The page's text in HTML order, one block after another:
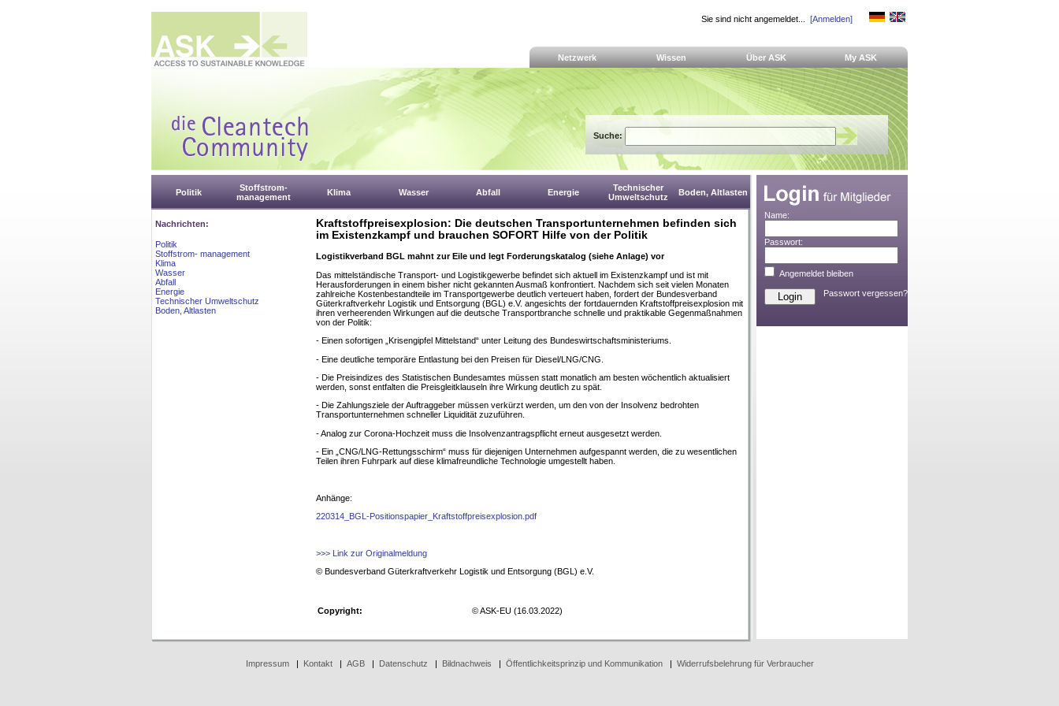
Sie sind nicht angemeldet... [Anmelden]
Netzwerk Wissen Über ASK My ASK
Suche:
Politik
Stoffstrom-
management
Klima Wasser Abfall Energie
Technischer
Umweltschutz
Boden, Altlasten
Nachrichten:
Politik
Stoffstrom- management
Klima
Wasser
Abfall
Energie
Technischer Umweltschutz
Boden, Altlasten
Kraftstoffpreisexplosion: Die deutschen Transportunternehmen befinden sich
im Existenzkampf und brauchen SOFORT Hilfe von der Politik
Logistikverband BGL mahnt zur Eile und legt Forderungskatalog (siehe Anlage) vor
Das mittelständische Transport- und Logistikgewerbe befindet sich aktuell im Existenzkampf und ist mit
Herausforderungen in einem bisher nicht gekannten Ausmaß konfrontiert. Nachdem sich seit vielen Monaten
zahlreiche Kostenbestandteile im Transportgewerbe deutlich verteuert haben, fordert der Bundesverband
Güterkraftverkehr Logistik und Entsorgung (BGL) e.V. angesichts der fortdauernden Kraftstoffpreisexplosion mit
ihren verheerenden Wirkungen auf die deutsche Transportbranche schnelle und praktikable Gegenmaßnahmen
von der Politik:
- Einen sofortigen „Krisengipfel Mittelstand“ unter Leitung des Bundeswirtschaftsministeriums.
- Eine deutliche temporäre Entlastung bei den Preisen für Diesel/LNG/CNG.
- Die Preisindizes des Statistischen Bundesamtes müssen statt monatlich am besten wöchentlich aktualisiert
werden, sonst entfalten die Preisgleitklauseln ihre Wirkung deutlich zu spät.
- Die Zahlungsziele der Auftraggeber müssen verkürzt werden, um den von der Insolvenz bedrohten
Transportunternehmen schneller Liquidität zuzuführen.
- Analog zur Corona-Hochzeit muss die Insolvenzantragspflicht erneut ausgesetzt werden.
- Ein „CNG/LNG-Rettungsschirm“ muss für diejenigen Unternehmen aufgespannt werden, die zu wesentlichen
Teilen ihren Fuhrpark auf diese klimafreundliche Technologie umgestellt haben.
Anhänge:
220314_BGL-Positionspapier_Kraftstoffpreisexplosion.pdf
>>> Link zur Originalmeldung
© Bundesverband Güterkraftverkehr Logistik und Entsorgung (BGL) e.V.
Copyright: © ASK-EU (16.03.2022)
Name:
Passwort:
Angemeldet bleiben
Passwort vergessen?
Impressum| Kontakt| AGB| Datenschutz | Bildnachweis | Öffentlichkeitsprinzip und Kommunikation| Widerrufsbelehrung für Verbraucher